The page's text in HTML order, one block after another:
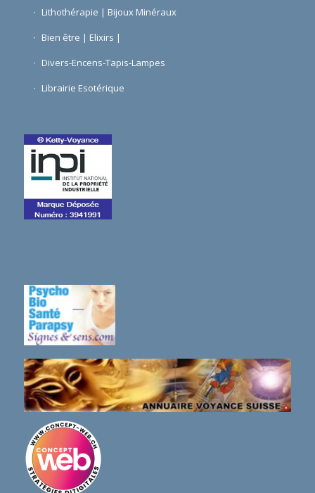
Lithothérapie | Bijoux Minéraux
Bien être | Elixirs |
Divers-Encens-Tapis-Lampes
Librairie Esotérique